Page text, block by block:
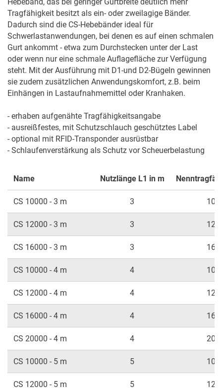
Tragfähigkeit besitzt als ein- oder zweilagige Bänder.
Dadurch sind die CS-Hebebänder ideal für
Schwerlastanwendungen, bei denen es auf einen schmalen
Gurt ankommt - etwa zum Durchstecken unter der Last
oder wenn nur eine schmale Auflagefläche zur Verfügung
steht. Mit der Ausführung mit D1-und D2-Bügeln gewinnen
sie zudem zusätzlichen Anwendungskomfort, z.B. beim
Einhängen in Lastaufnahmemittel oder Kranhaken.
- erhaben aufgenähte Tragfähigkeitsangabe
- ausreißfestes, mit Schutzschlauch geschütztes Label
- optional mit RFID-Transponder ausrüstbar
- Schlaufenverstärkung als Schutz vor Scheuerbelastung
Name Nutzlänge L1 in m
CS 10000 - 3 m 3
CS 12000 - 3 m 3
CS 16000 - 3 m 3
CS 10000 - 4 m 4
CS 12000 - 4 m 4
CS 16000 - 4 m 4
CS 20000 - 4 m 4
CS 10000 - 5 m 5
CS 12000 - 5 m 5